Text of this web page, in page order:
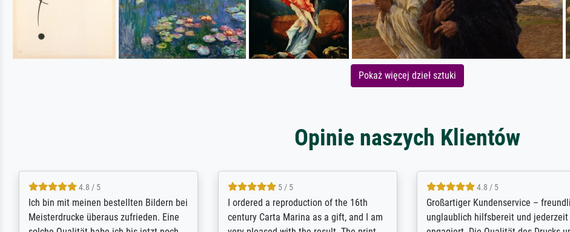
Pokaż więcej dzieł sztuki
Opinie naszych Klientów
5 / 5
Rundum positive Erfahrung. Die
Ausführung des Auftrags hat eine Weile
5 / 5
The team at Meisterdrucke strives to
meet its clients demands, and provides
5 / 5
Outstanding quality and customer
support. - the quality of the printing is